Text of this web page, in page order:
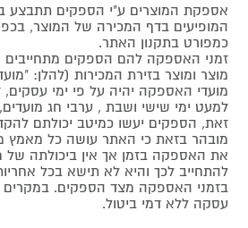
אספקת המוצרים ע"י הספקים תתבצע
המופיעים בדף המכירה של המוצר,
כמפורט בתקנון האתר.
זמני האספקה להם הספקים מתחייבים
מוצר ומוצר בזירת המכירות (להלן:
מועדי האספקה יהיה על פי ימי עסקים,
למעט ימי שישי ושבת , ערבי חג
זאת, הספקים יעשו כמיטב יכולתם
מובהר בזאת כי האתר עושה כל מאמץ
את האספקה בזמן אך אין ביכולתה
להתחייב לכך והיא לא תישא בכל
בזמני האספקה מצד הספקים. במקרים
עסקה ללא דמי ביטול.